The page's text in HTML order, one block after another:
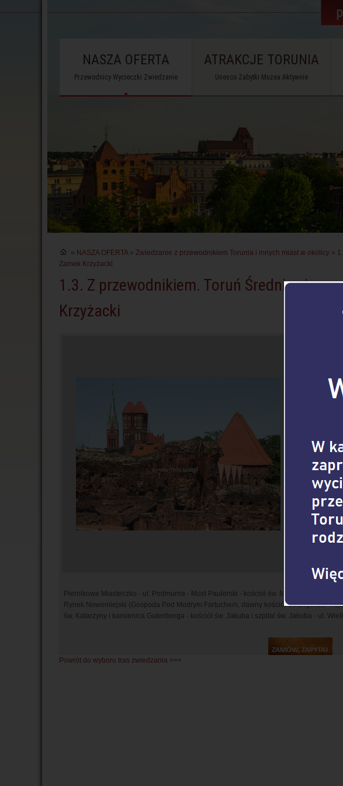
NASZA OFERTA
Przewodnicy Wycieczki Zwiedzanie
ATRAKCJE TORUNIA
Unesco Zabytki Muzea Aktywnie
» NASZA OFERTA» Zwiedzanie z przewodnikiem Torunia i innych miast w okolicy »
Zamek Krzyżacki
1.3. Z przewodnikiem. Toruń
Krzyżacki
♦ Godzina
♦
♦ Cena:
wycieczki
♦
Zespołu
UNESCO
Miejski")
♦ Wersja
obiektów
♦
♦
Piernikowe Miasteczko - ul. Podmurna - Most Paulerski - kościół św. Mikołaja i
Rynek Nowomiejski (Gospoda Pod Modrym Fartuchem, dawny kościół ewangelicki
św. Katarzyny i kamienica Gutenberga - kościół św. Jakuba i szpital św. Jakuba - ul.
Powrót do wyboru tras zwiedzania >>>